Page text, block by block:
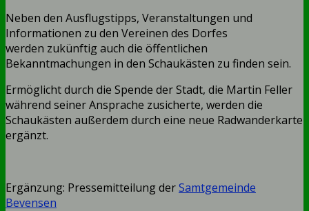
Neben den Ausflugstipps, Veranstaltungen und
Informationen zu den Vereinen des Dorfes
werden zukünftig auch die öffentlichen
Bekanntmachungen in den Schaukästen zu finden sein.
Ermöglicht durch die Spende der Stadt, die Martin Feller
während seiner Ansprache zusicherte, werden die
Schaukästen außerdem durch eine neue Radwanderkarte
ergänzt.
Ergänzung: Pressemitteilung derSamtgemeinde
Bevensen